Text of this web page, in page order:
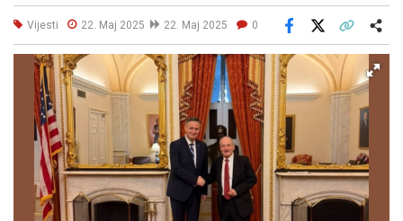
Vijesti 22. Maj 2025 22. Maj 2025 0
Facebook